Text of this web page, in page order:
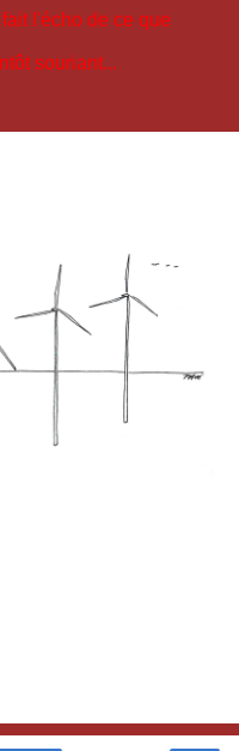
l'écho de ce que
souriant...